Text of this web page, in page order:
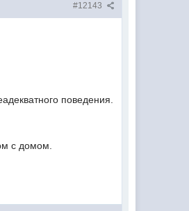
#12143
поведения.
с домом.